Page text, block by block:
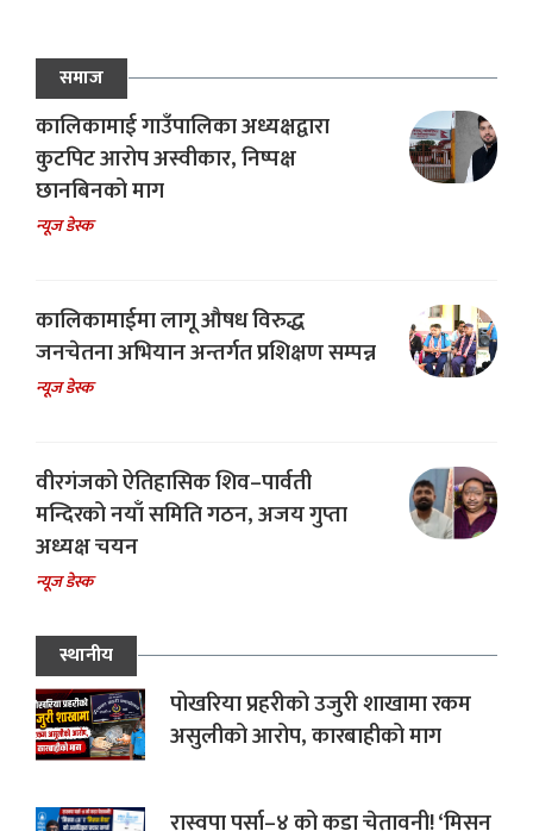
समाज
कालिकामाई गाउँपालिका अध्यक्षद्वारा
कुटपिट आरोप अस्वीकार, निष्पक्ष
छानबिनको माग
न्यूज डेस्क
कालिकामाईमा लागू औषध विरुद्ध
जनचेतना अभियान अन्तर्गत प्रशिक्षण सम्पन्न
न्यूज डेस्क
वीरगंजको ऐतिहासिक शिव–पार्वती
मन्दिरको नयाँ समिति गठन, अजय गुप्ता
अध्यक्ष चयन
न्यूज डेस्क
स्थानीय
पोखरिया प्रहरीको उजुरी शाखामा रकम
असुलीको आरोप, कारबाहीको माग
रास्वपा पर्सा–४ को कडा चेतावनी! ‘मिसन